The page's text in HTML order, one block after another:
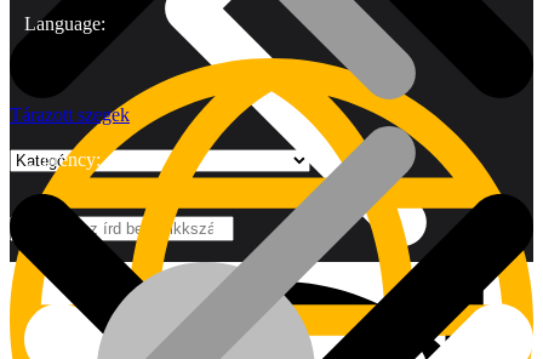
Márkák
Language:
Currency:
Tárazott szegek